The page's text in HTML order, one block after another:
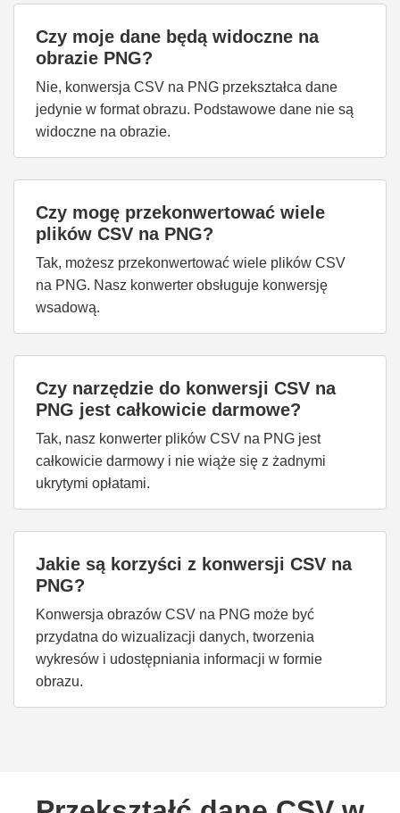
Czy moje dane będą widoczne na
obrazie PNG?
Nie, konwersja CSV na PNG przekształca dane
jedynie w format obrazu. Podstawowe dane nie są
widoczne na obrazie.
Czy mogę przekonwertować wiele
plików CSV na PNG?
Tak, możesz przekonwertować wiele plików CSV
na PNG. Nasz konwerter obsługuje konwersję
wsadową.
Czy narzędzie do konwersji CSV na
PNG jest całkowicie darmowe?
Tak, nasz konwerter plików CSV na PNG jest
całkowicie darmowy i nie wiąże się z żadnymi
ukrytymi opłatami.
Jakie są korzyści z konwersji CSV na
PNG?
Konwersja obrazów CSV na PNG może być
przydatna do wizualizacji danych, tworzenia
wykresów i udostępniania informacji w formie
obrazu.